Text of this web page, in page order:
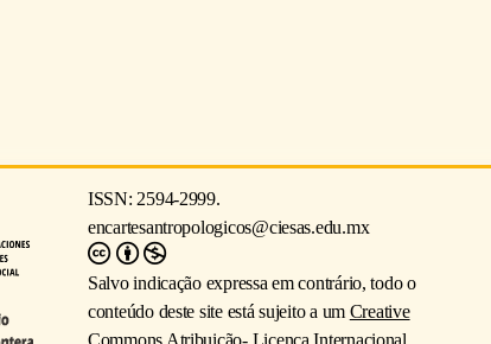
ISSN: 2594-2999.
encartesantropologicos@ciesas.edu.mx
Salvo indicação expressa em contrário, todo o
conteúdo deste site está sujeito a um Creative
Commons Atribuição- Licença Internacional